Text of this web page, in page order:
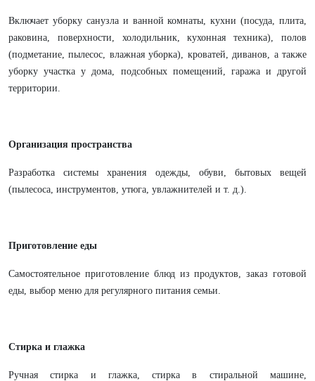
Включает уборку санузла и ванной комнаты, кухни (посуда, плита,
раковина, поверхности, холодильник, кухонная техника), полов
(подметание, пылесос, влажная уборка), кроватей, диванов, а также
уборку участка у дома, подсобных помещений, гаража и другой
территории.
Организация пространства
Разработка системы хранения одежды, обуви, бытовых вещей
(пылесоса, инструментов, утюга, увлажнителей и т. д.).
Приготовление еды
Самостоятельное приготовление блюд из продуктов, заказ готовой
еды, выбор меню для регулярного питания семьи.
Стирка и глажка
Ручная стирка и глажка, стирка в стиральной машине,